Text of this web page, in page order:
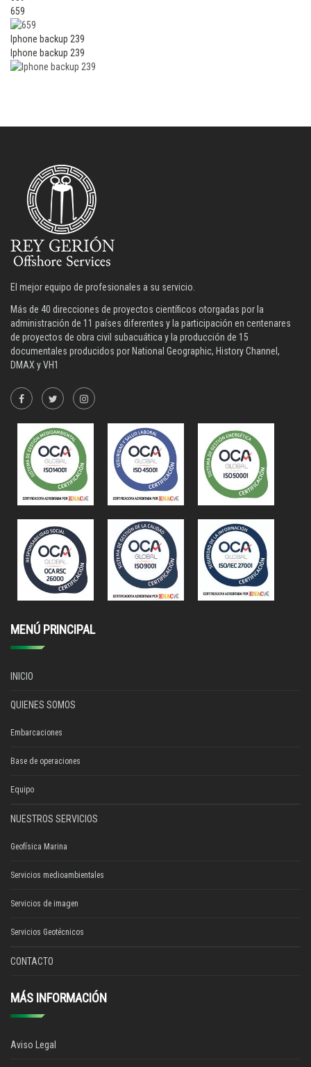
659
Iphone backup 239
Iphone backup 239
El mejor equipo de profesionales a su servicio.
Más de 40 direcciones de proyectos científicos otorgadas por la
administración de 11 países diferentes y la participación en centenares
de proyectos de obra civil subacuática y la producción de 15
documentales producidos por National Geographic, History Channel,
DMAX y VH1
MENÚ PRINCIPAL
INICIO
QUIENES SOMOS
Embarcaciones
Base de operaciones
Equipo
NUESTROS SERVICIOS
Geofísica Marina
Servicios medioambientales
Servicios de imagen
Servicios Geotécnicos
CONTACTO
MÁS INFORMACIÓN
Aviso Legal